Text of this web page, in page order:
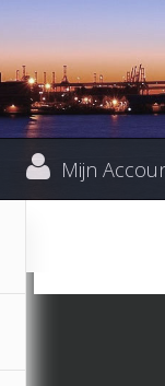
Mijn